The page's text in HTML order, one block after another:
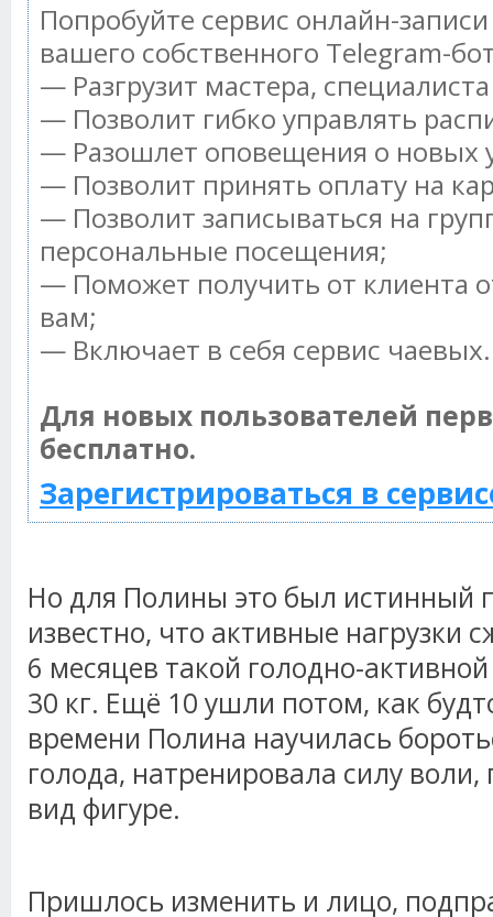
Попробуйте сервис онлайн-
вашего собственного Telegram-
— Разгрузит мастера,
— Позволит гибко управлять
— Разошлет оповещения о новых
— Позволит принять оплату на
— Позволит записываться на
персональные посещения;
— Поможет получить от клиента
вам;
— Включает в себя сервис чаевых.
Для новых пользователей
бесплатно.
Зарегистрироваться в
Но для Полины это был истинный
известно, что активные нагрузки
6 месяцев такой голодно-
30 кг. Ещё 10 ушли потом, как
времени Полина научилась
голода, натренировала силу
вид фигуре.
Пришлось изменить и лицо,